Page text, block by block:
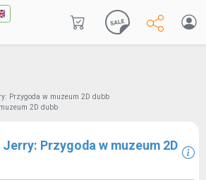
Przygoda w muzeum 2D dubb
2D dubb
Jerry: Przygoda w muzeum 2D